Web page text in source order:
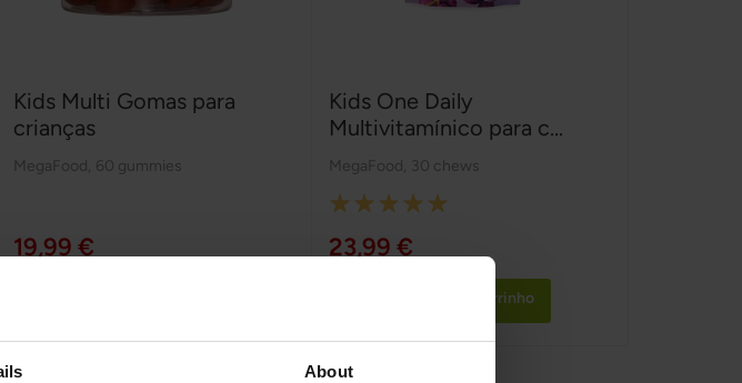
About
Kids Multi Gomas para
crianças
MegaFood 60 gummies
19,99 €
Kids One Daily
Multivitamínico para c...
MegaFood 30 chews
Rating:
100%
23,99 €
Adicionar ao Carrinho